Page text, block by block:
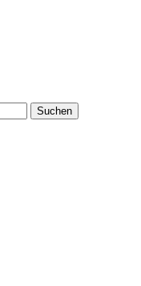
Suchen